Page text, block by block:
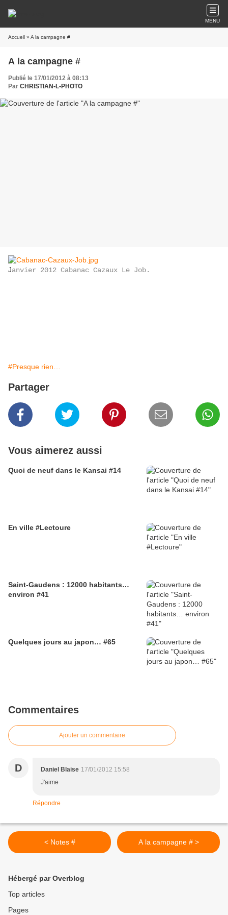
MENU
Accueil » A la campagne #
A la campagne #
Publié le 17/01/2012 à 08:13
Par CHRISTIAN•L•PHOTO
Janvier 2012 Cabanac Cazaux Le Job.
#Presque rien…
Partager
Vous aimerez aussi
Quoi de neuf dans le Kansai #14
En ville #Lectoure
Saint-Gaudens : 12000 habitants…
environ #41
Quelques jours au japon… #65
Commentaires
Ajouter un commentaire
D Daniel Blaise 17/01/2012 15:58
J'aime
Répondre
< Notes # A la campagne # >
Hébergé par Overblog
Top articles
Pages